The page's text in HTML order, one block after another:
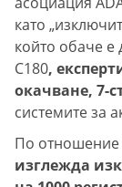
като
който обаче е
C180,
окачване, 7-
системите за
По отношение
изглежда